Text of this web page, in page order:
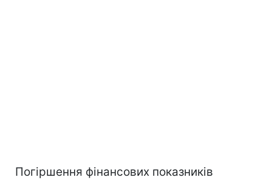
Погіршення фінансових показників